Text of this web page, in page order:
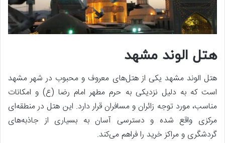
هتل الوند مشهد
هتل الوند مشهد یکی از هتل‌های معروف و محبوب در شهر مشهد
است که به دلیل نزدیکی به حرم مطهر امام رضا (ع) و امکانات
مناسب، مورد توجه زائران و مسافران قرار دارد. این هتل در منطقه‌ای
مرکزی واقع شده و دسترسی آسان به بسیاری از جاذبه‌های
گردشگری و مراکز خرید را فراهم می‌کند.